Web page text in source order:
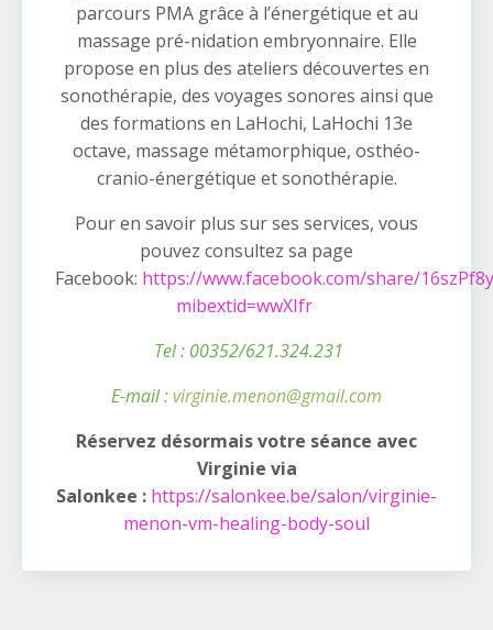
parcours PMA grâce à l’énergétique et au
massage pré-nidation embryonnaire. Elle
propose en plus des ateliers découvertes en
sonothérapie, des voyages sonores ainsi que
des formations en LaHochi, LaHochi 13e
octave, massage métamorphique, osthéo-
cranio-énergétique et sonothérapie.
Pour en savoir plus sur ses services, vous
pouvez consultez sa page
Facebook: https://www.facebook.com/share/
mibextid=wwXIfr
Tel : 00352/621.324.231
E-mail :virginie.menon@gmail.com
Réservez désormais votre séance avec
Virginie via
Salonkee : https://salonkee.be/salon/virginie-
menon-vm-healing-body-soul